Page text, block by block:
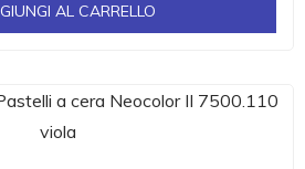
AL CARRELLO